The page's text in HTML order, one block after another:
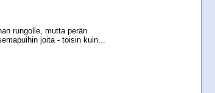
rungolle, mutta perän
joita -​ toisin kuin...